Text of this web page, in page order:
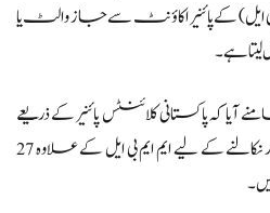
کے پائنیر اکاؤنٹ سے جاز والٹ یا
ہے۔
پاکستانی کلائنٹس پائنیر کے ذریعے
بھیجی گئی غیر ملکی ترسیلات زر نکالنے کے لیے ایم ایم بی ایل کے علاوہ 27